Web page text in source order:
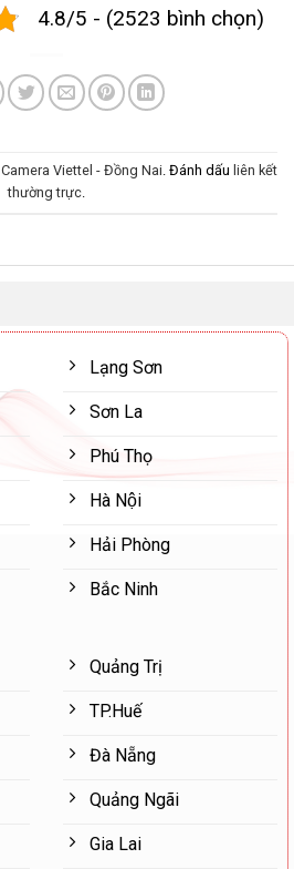
4.8/5 - (2523 bình chọn)
Camera Viettel - Đồng Nai. Đánh dấu liên kết
thường trực.
Lạng Sơn
Sơn La
Phú Thọ
Hà Nội
Hải Phòng
Bắc Ninh
Quảng Trị
TP.Huế
Đà Nẵng
Quảng Ngãi
Gia Lai